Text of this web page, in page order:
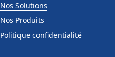
Nos Solutions
Nos Produits
Politique confidentialité